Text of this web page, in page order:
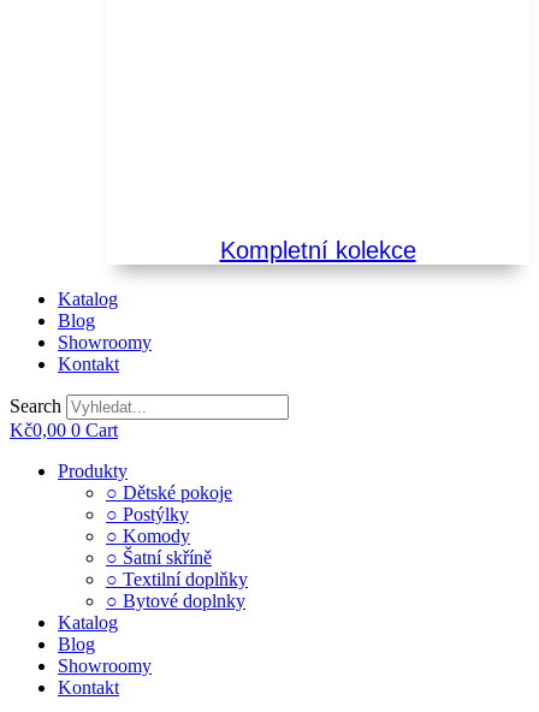
Kompletní kolekce
Katalog
Blog
Showroomy
Kontakt
Search
Kč0,00 0 Cart
Main
Produkty
○ Dětské pokoje
○ Postýlky
○ Komody
○ Šatní skříně
○ Textilní doplňky
○ Bytové doplnky
Katalog
Blog
Showroomy
Kontakt